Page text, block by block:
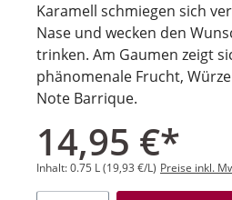
Karamell schmiegen sich
Nase und wecken den
trinken. Am Gaumen zeigt
phänomenale Frucht,
Note Barrique.
14,95 €*
Inhalt:0.75 L(19,93 €/L) Preise inkl.